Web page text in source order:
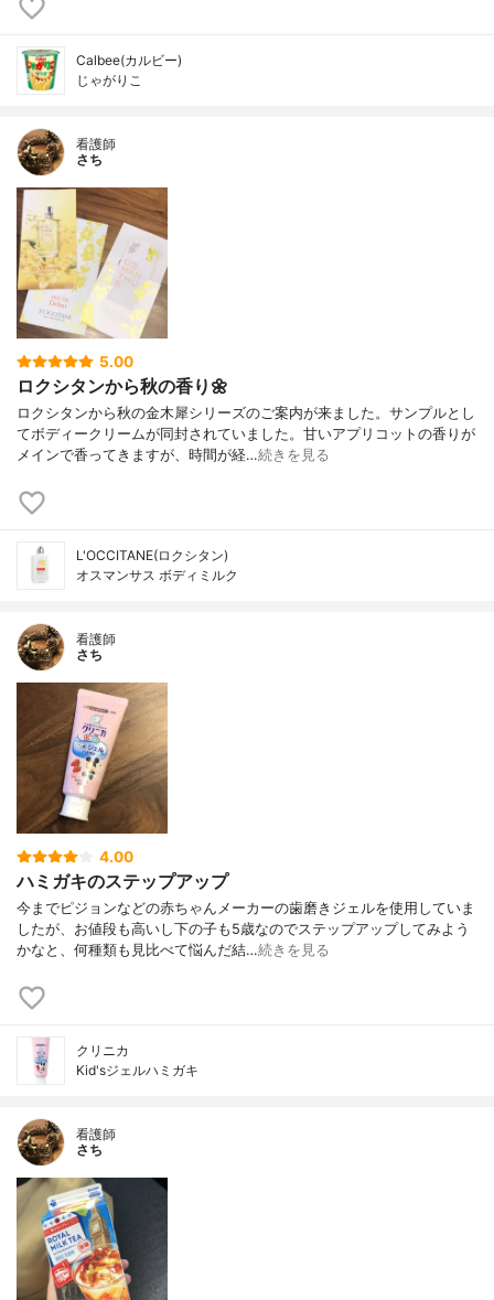
Calbee(カルビー)
じゃがりこ
看護師
さち
5.00
ロクシタンから秋の香り🌼
ロクシタンから秋の金木犀シリーズのご案内が来ました。サンプルとし
てボディークリームが同封されていました。甘いアプリコットの香りが
メインで香ってきますが、時間が経…続きを見る
L'OCCITANE(ロクシタン)
オスマンサス ボディミルク
看護師
さち
4.00
ハミガキのステップアップ
今までピジョンなどの赤ちゃんメーカーの歯磨きジェルを使用していま
したが、お値段も高いし下の子も5歳なのでステップアップしてみよう
かなと、何種類も見比べて悩んだ結…続きを見る
クリニカ
Kid'sジェルハミガキ
看護師
さち